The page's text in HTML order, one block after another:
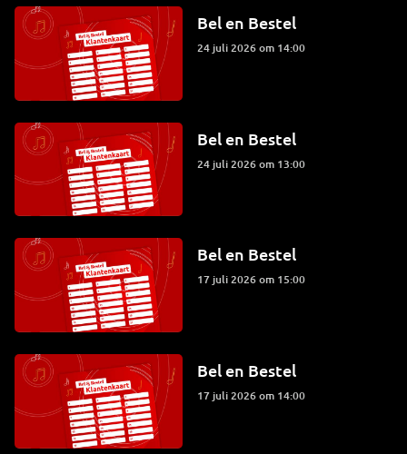
Bel en Bestel
24 juli 2026 om 14:00
Bel en Bestel
24 juli 2026 om 13:00
Bel en Bestel
17 juli 2026 om 15:00
Bel en Bestel
17 juli 2026 om 14:00